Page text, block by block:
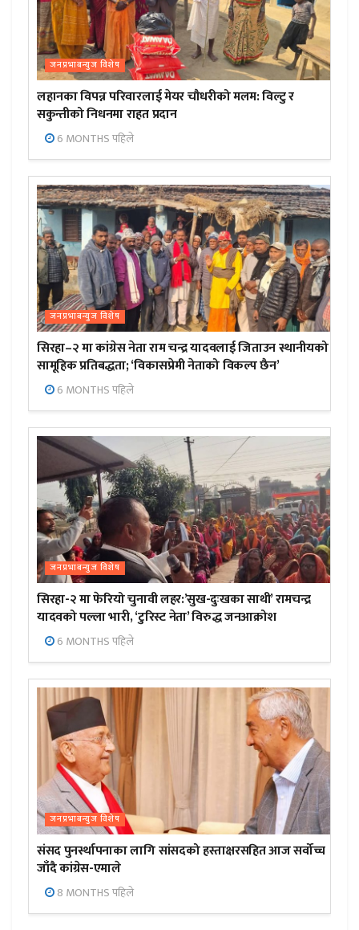
जनप्रभाबन्युज विशेष
लहानका विपन्न परिवारलाई मेयर चौधरीको मलम: विल्टु र
सकुन्तीको निधनमा राहत प्रदान
6 MONTHS पहिले
जनप्रभाबन्युज विशेष
सिरहा–२ मा कांग्रेस नेता राम चन्द्र यादवलाई जिताउन स्थानीयको
सामूहिक प्रतिबद्धता; ‘विकासप्रेमी नेताको विकल्प छैन’
6 MONTHS पहिले
जनप्रभाबन्युज विशेष
सिरहा-२ मा फेरियो चुनावी लहर:’सुख-दुःखका साथी’ रामचन्द्र
यादवको पल्ला भारी, ‘टुरिस्ट नेता’ विरुद्ध जनआक्रोश
6 MONTHS पहिले
जनप्रभाबन्युज विशेष
संसद पुनर्स्थापनाका लागि सांसदको हस्ताक्षरसहित आज सर्वोच्च
जाँदै कांग्रेस-एमाले
8 MONTHS पहिले